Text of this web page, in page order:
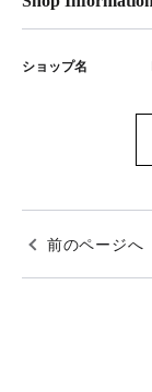
ショップ名
前のページへ